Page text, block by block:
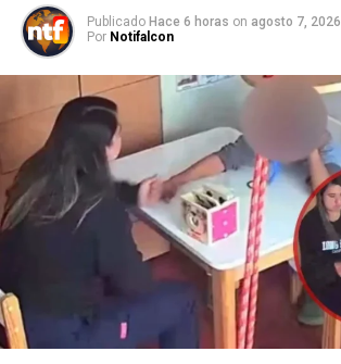
Publicado Hace 6 horas on agosto 7, 2026
Por Notifalcon